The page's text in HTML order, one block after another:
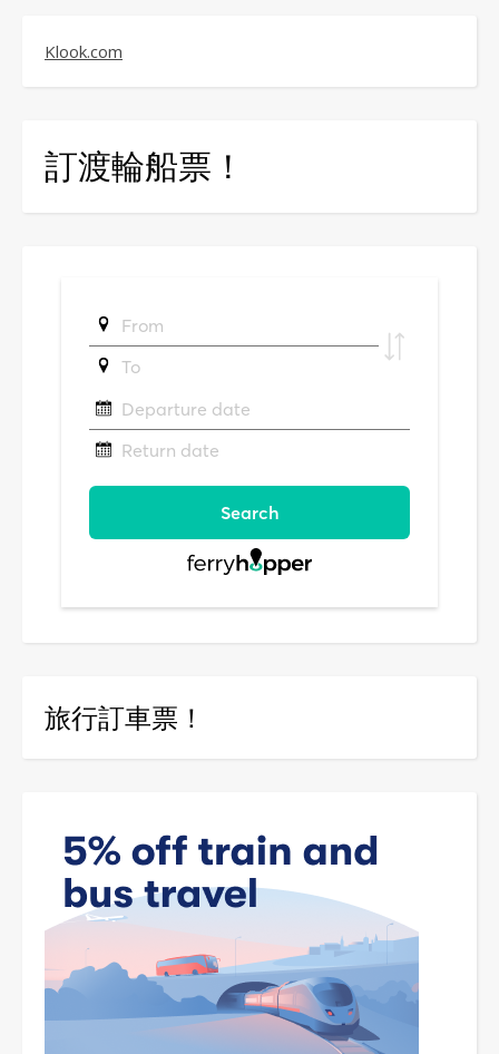
Klook.com
訂渡輪船票！
旅行訂車票！